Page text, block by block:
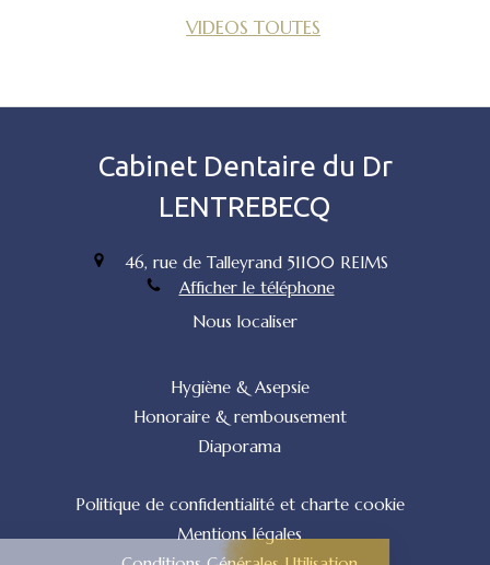
VIDEOS TOUTES
Cabinet Dentaire du Dr
LENTREBECQ
46, rue de Talleyrand 51100 REIMS
Afficher le téléphone
Nous localiser
Hygiène & Asepsie
Honoraire & rembousement
Diaporama
Politique de confidentialité et charte cookie
Mentions légales